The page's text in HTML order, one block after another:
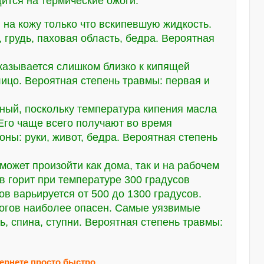
кожу только что вскипевшую жидкость.
паховая область, бедра. Вероятная
слишком близко к кипящей
Вероятная степень травмы: первая и
поскольку температура кипения масла
чаще всего получают во время
руки, живот, бедра. Вероятная степень
произойти как дома, так и на рабочем
при температуре 300 градусов
варьируется от 500 до 1300 градусов.
наиболее опасен. Самые уязвимые
спина, ступни. Вероятная степень травмы:
просто быстро